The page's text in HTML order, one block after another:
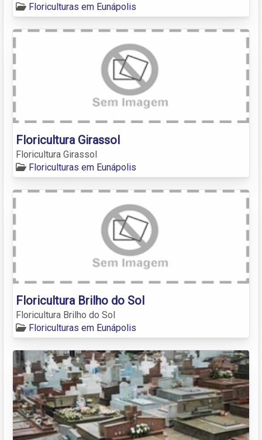
Floriculturas em Eunápolis
Floricultura Girassol
Floricultura Girassol
Floriculturas em Eunápolis
Floricultura Brilho do Sol
Floricultura Brilho do Sol
Floriculturas em Eunápolis